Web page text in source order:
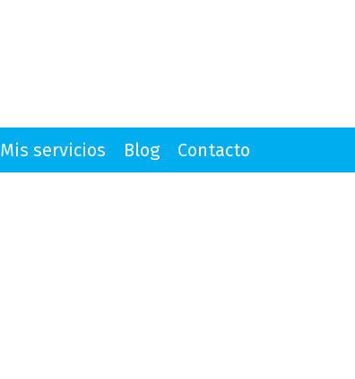
Mis servicios Blog Contacto